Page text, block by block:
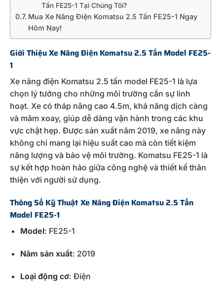
Tấn FE25-1 Tại Chúng Tôi?
Mua Xe Nâng Điện Komatsu 2.5 Tấn FE25-1 Ngay
Hôm Nay!
Giới ThiệuXe NângĐiện Komatsu2.5Tấn Model FE25-
1
Xe nâng điện Komatsu 2.5 tấn model FE25-1 là lựa
chọn lý tưởng cho những môi trường cần sự linh
hoạt. Xe có tháp nâng cao 4.5m, khả năng dịch càng
và mâm xoay, giúp dễ dàng vận hành trong các khu
vực chật hẹp. Được sản xuất năm 2019, xe nâng này
không chỉ mang lại hiệu suất cao mà còn tiết kiệm
năng lượng và bảo vệ môi trường. Komatsu FE25-1 là
sự kết hợp hoàn hảo giữa công nghệ và thiết kế thân
thiện với người sử dụng.
ThôngSố KỹThuậtXe NângĐiện Komatsu2.5Tấn
Model FE25-1
Model: FE25-1
Năm sản xuất: 2019
Loại động cơ: Điện